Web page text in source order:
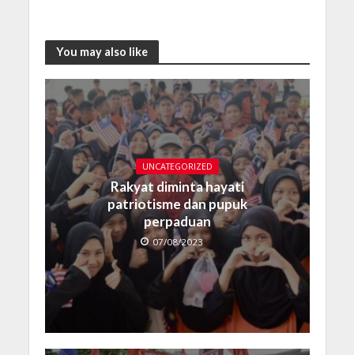
You may also like
UNCATEGORIZED
Rakyat diminta hayati
patriotisme dan pupuk
perpaduan
07/08/2023